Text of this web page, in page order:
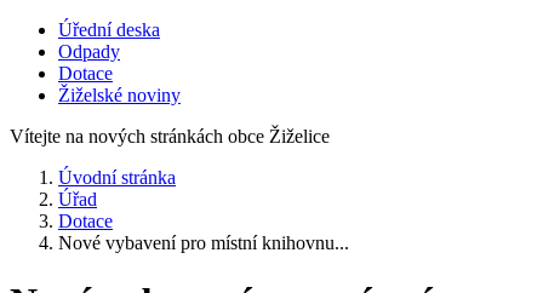
Úřední deska
Odpady
Dotace
Žiželské noviny
Vítejte na nových stránkách obce Žiželice
Úvodní stránka
Úřad
Dotace
Nové vybavení pro místní knihovnu...